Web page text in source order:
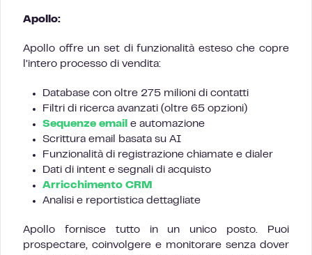
Apollo:
Apollo offre un set di funzionalità esteso che copre
l’intero processo di vendita:
Database con oltre 275 milioni di contatti
Filtri di ricerca avanzati (oltre 65 opzioni)
Sequenze email e automazione
Scrittura email basata su AI
Funzionalità di registrazione chiamate e dialer
Dati di intent e segnali di acquisto
Arricchimento CRM
Analisi e reportistica dettagliate
Apollo fornisce tutto in un unico posto. Puoi
prospectare, coinvolgere e monitorare senza dover